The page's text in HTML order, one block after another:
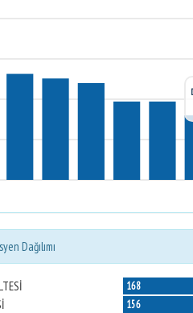
Dağılımı
168
156